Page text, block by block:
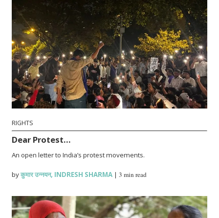
RIGHTS
Dear Protest…
An open letter to India’s protest movements.
byकुमार उन्नयन, INDRESH SHARMA |3 min read